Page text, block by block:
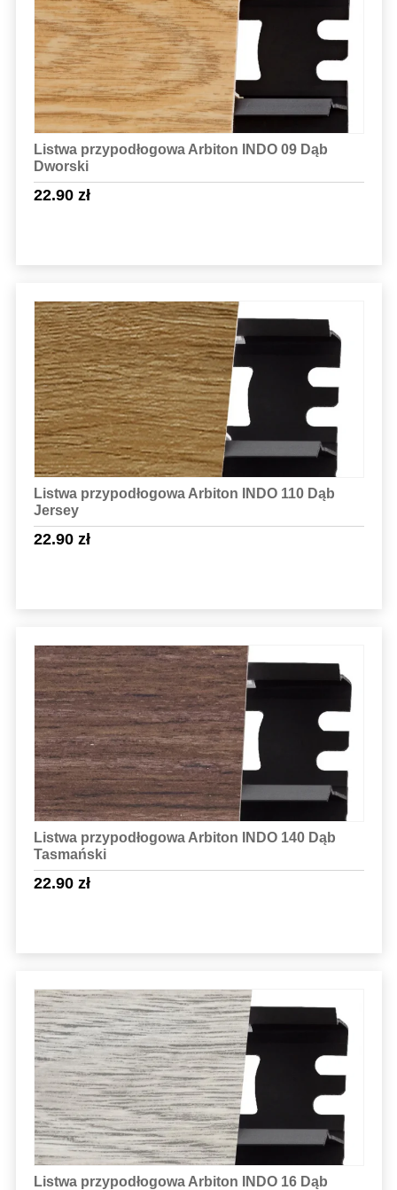
Listwa przypodłogowa Arbiton INDO 09 Dąb
Dworski
22.90 zł
Sprawdź szczegóły
Listwa przypodłogowa Arbiton INDO 110 Dąb
Jersey
22.90 zł
Sprawdź szczegóły
Listwa przypodłogowa Arbiton INDO 140 Dąb
Tasmański
22.90 zł
Sprawdź szczegóły
Listwa przypodłogowa Arbiton INDO 16 Dąb